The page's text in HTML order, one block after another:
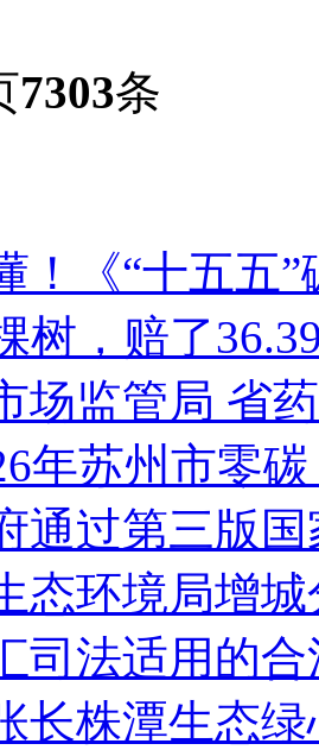
7303条
！《“十五五
树，赔了
场监管局 省
年苏州市零
通过第三版
态环境局增
司法适用的
长株潭生态